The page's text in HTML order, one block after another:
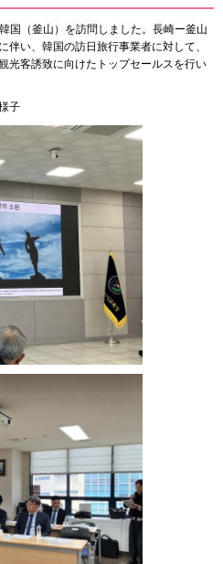
国（釜山）を訪問しました。長崎ー釜山
い、韓国の訪日旅行事業者に対して、
光客誘致に向けたトップセールスを行い
子